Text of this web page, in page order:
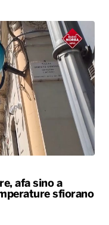
afa sino a
sfiorano